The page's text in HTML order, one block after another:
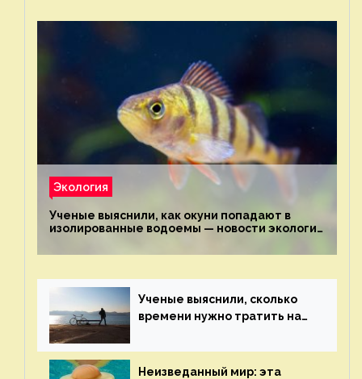
Экология
Ученые выяснили, как окуни попадают в
изолированные водоемы — новости экологии
Ученые выяснили, сколько
времени нужно тратить на
здоровья — новости экологии
на ECOportal
Неизведанный мир: эта